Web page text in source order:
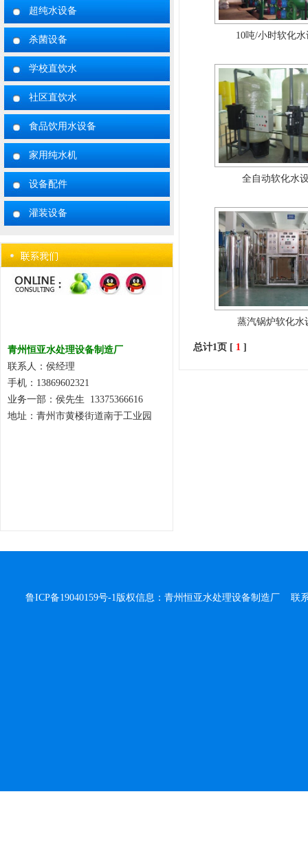
超纯水设备
杀菌设备
学校直饮水
社区直饮水
食品饮用水设备
家用纯水机
设备配件
灌装设备
青州恒亚水处理设备制造厂
联系人：侯经理
手机：13869602321
业务一部：侯先生 13375366616
地址：青州市黄楼街道南于工业园
10吨/小时软化水
全自动软化水
蒸汽锅炉软化水
总计1页 [ 1 ]
鲁ICP备19040159号-1版权信息：青州恒亚水处理设备制造厂 联